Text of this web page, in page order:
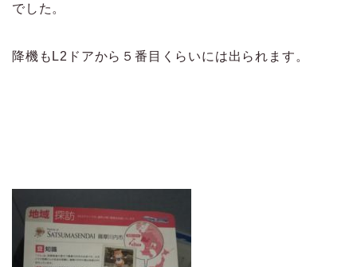
でした。
降機もL2ドアから５番目くらいには出られます。